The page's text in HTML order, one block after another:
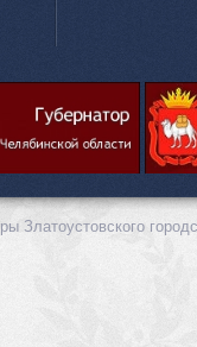
Златоустовского